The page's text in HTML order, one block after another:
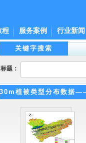
程 服务案例 行业新闻
关键字搜索
标题：
30m植被类型分布数据